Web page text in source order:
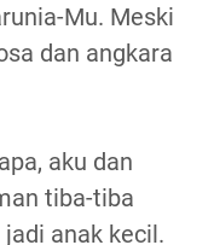
Mu. Meski
dan angkara
aku dan
tiba-tiba
anak kecil.